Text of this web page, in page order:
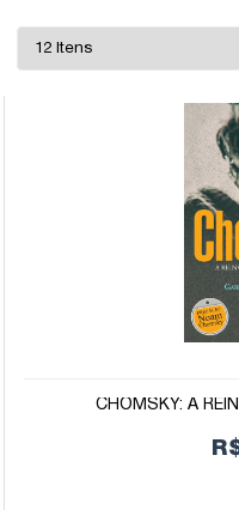
CHOMSKY: A